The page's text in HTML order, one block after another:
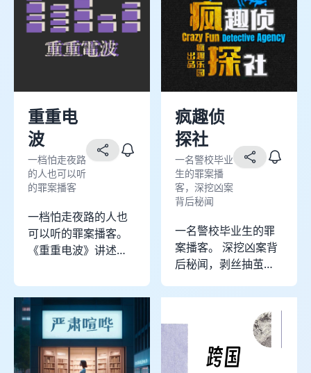
重重电
波
一档怕走夜路
的人也可以听
的罪案播客
一档怕走夜路的人也
可以听的罪案播客。
《重重电波》讲述真
主播都是文字工作
者，为你收集世界各
个角落的人生碎片。
我们不以血腥残忍为
卖点，只想从污泥中
找出一捧金色沙砾，
疯趣侦
探社
一名警校毕业
生的罪案播
客，深挖凶案
背后秘闻
一名警校毕业生的罪
案播客。 深挖凶案背
后秘闻，剥丝抽茧案